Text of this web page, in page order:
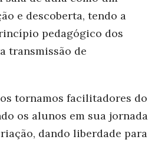
e descoberta, tendo a
pedagógico dos
transmissão de
tornamos facilitadores do
os alunos em sua jornada
dando liberdade para